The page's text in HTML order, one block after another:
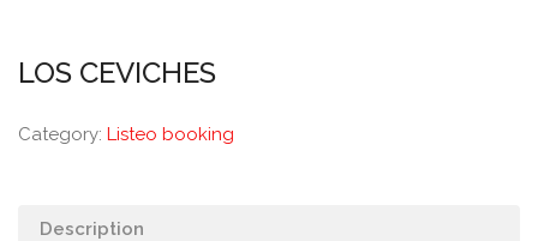
LOS CEVICHES
Category: Listeo booking
Description